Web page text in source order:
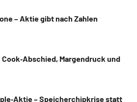
– Aktie gibt nach Zahlen
Margendruck und
– Speicherchipkrise statt